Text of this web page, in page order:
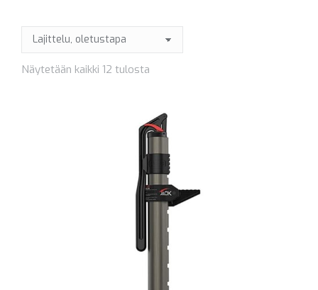
Näytetään kaikki 12 tulosta